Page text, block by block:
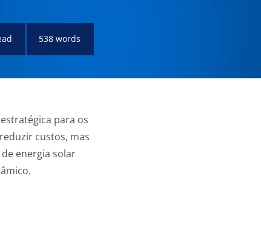
538 words
para os
custos, mas
energia solar